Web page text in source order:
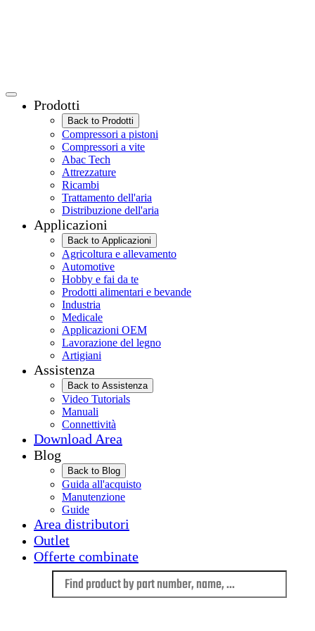
Prodotti
Back to Prodotti
Compressori a pistoni
Compressori a vite
Abac Tech
Attrezzature
Ricambi
Trattamento dell'aria
Distribuzione dell'aria
Applicazioni
Back to Applicazioni
Agricoltura e allevamento
Automotive
Hobby e fai da te
Prodotti alimentari e bevande
Industria
Medicale
Applicazioni OEM
Lavorazione del legno
Artigiani
Assistenza
Back to Assistenza
Video Tutorials
Manuali
Connettività
Download Area
Blog
Back to Blog
Guida all'acquisto
Manutenzione
Guide
Area distributori
Outlet
Offerte combinate